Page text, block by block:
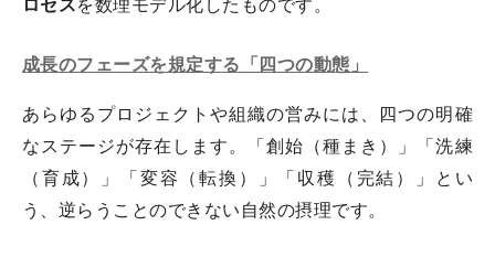
成長のフェーズを規定する「四つの動態」
あらゆるプロジェクトや組織の営みには、四つの明確
なステージが存在します。「創始（種まき）」「洗練
（育成）」「変容（転換）」「収穫（完結）」とい
う、逆らうことのできない自然の摂理です。